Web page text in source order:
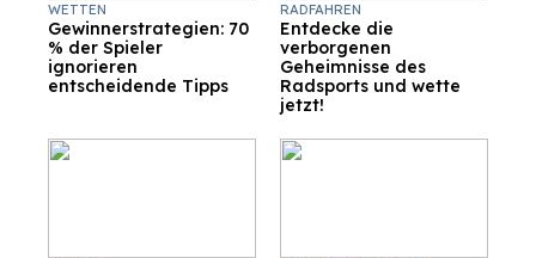
Gewinnerstrategien: 70
% der Spieler
ignorieren
entscheidende Tipps
WETTEN
Entdecke die
verborgenen
Geheimnisse des
Radsports und wette
jetzt!
RADFAHREN